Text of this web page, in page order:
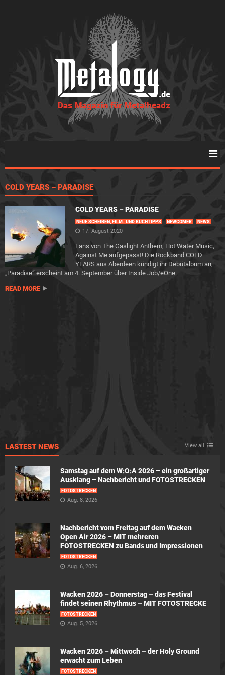
COLD YEARS – PARADISE
COLD YEARS – PARADISE
NEUE SCHEIBEN, FILM- UND BUCHTIPPS NEWCOMER NEWS
17. August 2020
Fans von The Gaslight Anthem, Hot Water Music,
Against Me aufgepasst! Die Rockband COLD
YEARS aus Aberdeen kündigt ihr Debütalbum an,
„Paradise“ erscheint am 4. September über Inside Job/eOne.
READ MORE
LASTEST NEWS View all
Samstag auf dem W:O:A 2026 – ein großartiger
Ausklang – Nachbericht und FOTOSTRECKEN
FOTOSTRECKEN
Aug. 8, 2026
Nachbericht vom Freitag auf dem Wacken
Open Air 2026 – MIT mehreren
FOTOSTRECKEN zu Bands und Impressionen
FOTOSTRECKEN
Aug. 6, 2026
Wacken 2026 – Donnerstag – das Festival
findet seinen Rhythmus – MIT FOTOSTRECKE
FOTOSTRECKEN
Aug. 5, 2026
Wacken 2026 – Mittwoch – der Holy Ground
erwacht zum Leben
FOTOSTRECKEN